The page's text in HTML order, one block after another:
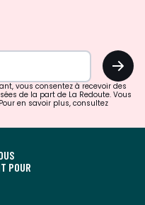
OK
vous consentez à recevoir des
de la part de La Redoute. Vous
en savoir plus, consultez
POUR